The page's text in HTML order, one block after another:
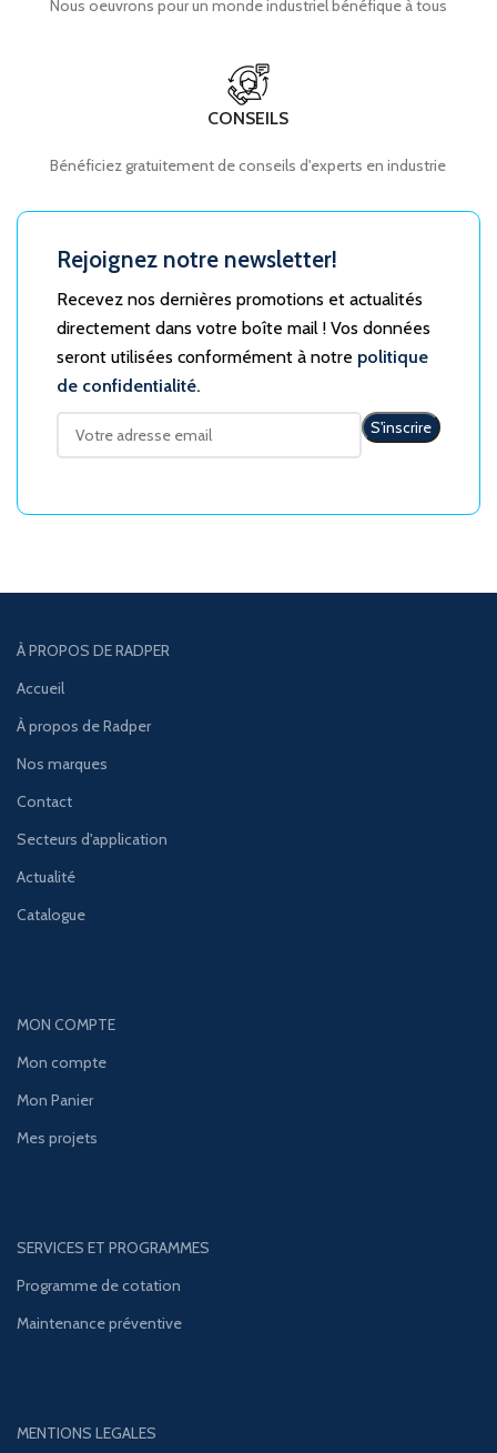
Nous oeuvrons pour un monde industriel bénéfique à tous
CONSEILS
Bénéficiez gratuitement de conseils d'experts en industrie
Rejoignez notre newsletter!
Recevez nos dernières promotions et actualités
directement dans votre boîte mail ! Vos données
seront utilisées conformément à notre politique
de confidentialité.
À PROPOS DE RADPER
Accueil
À propos de Radper
Nos marques
Contact
Secteurs d'application
Actualité
Catalogue
MON COMPTE
Mon compte
Mon Panier
Mes projets
SERVICES ET PROGRAMMES
Programme de cotation
Maintenance préventive
MENTIONS LEGALES